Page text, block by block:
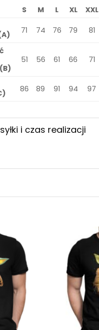
S M L XL XXL
71 74 76 79 81
51 56 61 66 71
86 89 91 94 97
i czas realizacji